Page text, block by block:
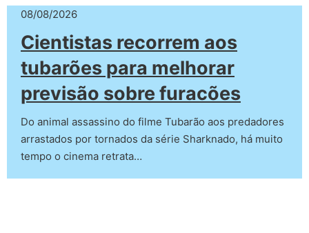
08/08/2026
Cientistas recorrem aos
tubarões para melhorar
previsão sobre furacões
Do animal assassino do filme Tubarão aos predadores
arrastados por tornados da série Sharknado, há muito
tempo o cinema retrata…